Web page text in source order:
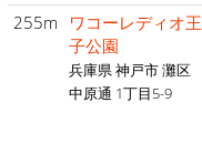
255m
ワコーレディオ王
子公園
兵庫県 神戸市 灘区
中原通 1丁目5-9